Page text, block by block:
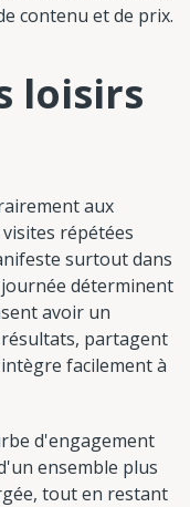
contenu et de prix.
loisirs
aux
répétées
surtout dans
déterminent
avoir un
résultats, partagent
facilement à
d'engagement
ensemble plus
tout en restant